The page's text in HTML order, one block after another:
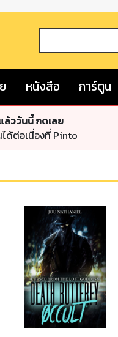
หนังสือ การ์ตูน
ล้ววันนี้ กดเลย
ด้ต่อเนื่องที่ Pinto